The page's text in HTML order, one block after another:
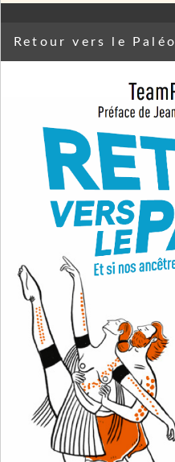
Retour vers le Paléo